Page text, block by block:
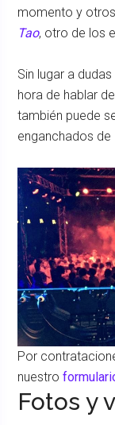
momento y
Tao, otro de los
Sin lugar a
hora de hablar
también puede
enganchados de
Por
nuestro
Fotos y